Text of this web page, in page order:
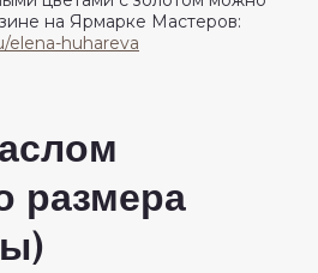
на Ярмарке Мастеров:
elena-huhareva
размера